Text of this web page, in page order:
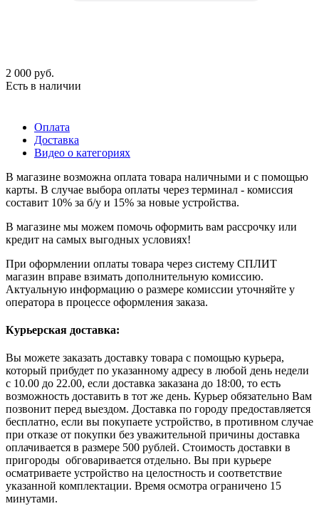
2 000 руб.
Есть в наличии
Оплата
Доставка
Видео о категориях
В магазине возможна оплата товара наличными и с помощью
карты. В случае выбора оплаты через терминал - комиссия
составит 10% за б/у и 15% за новые устройства.
В магазине мы можем помочь оформить вам рассрочку или
кредит на самых выгодных условиях!
При оформлении оплаты товара через систему СПЛИТ
магазин вправе взимать дополнительную комиссию.
Актуальную информацию о размере комиссии уточняйте у
оператора в процессе оформления заказа.
Курьерская доставка:
Вы можете заказать доставку товара с помощью курьера,
который прибудет по указанному адресу в любой день недели
с 10.00 до 22.00, если доставка заказана до 18:00, то есть
возможность доставить в тот же день. Курьер обязательно Вам
позвонит перед выездом. Доставка по городу предоставляется
бесплатно, если вы покупаете устройство, в противном случае
при отказе от покупки без уважительной причины доставка
оплачивается в размере 500 рублей. Стоимость доставки в
пригороды обговаривается отдельно. Вы при курьере
осматриваете устройство на целостность и соответствие
указанной комплектации. Время осмотра ограничено 15
минутами.